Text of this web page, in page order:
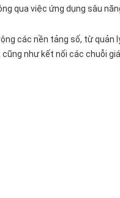
qua việc ứng dụng sâu
các nền tảng số, từ
như kết nối các chuỗi